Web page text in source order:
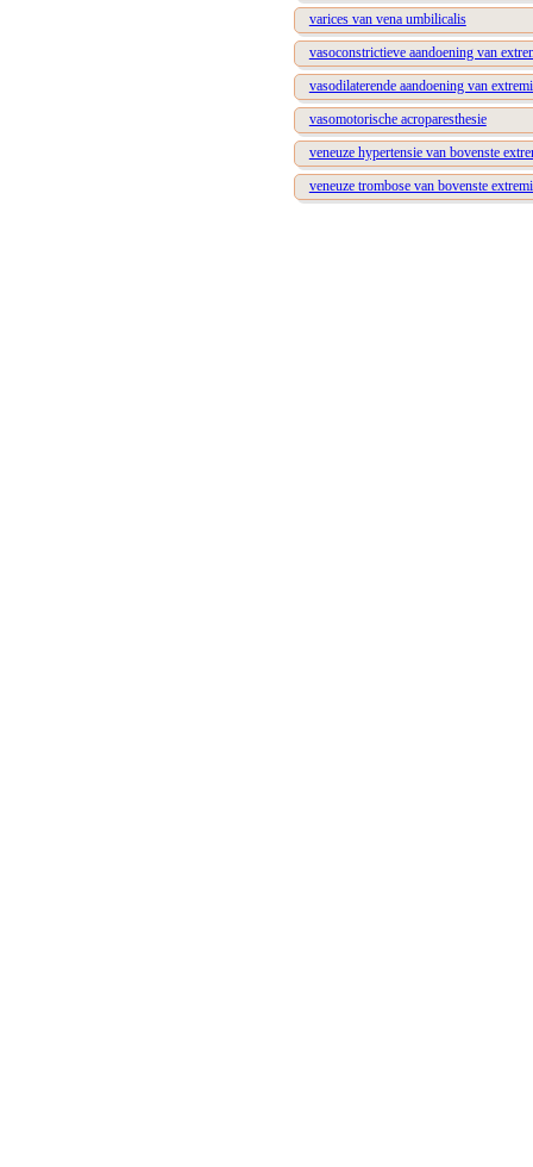
varices van vena umbilicalis
vasoconstrictieve aandoening van
vasodilaterende aandoening van
vasomotorische acroparesthesie
veneuze hypertensie van bovenste
veneuze trombose van bovenste